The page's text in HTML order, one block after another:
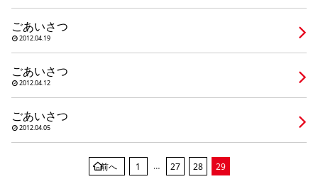
企業情報
お問い合わせ
ごあいさつ
2012.04.19
ごあいさつ
2012.04.12
ごあいさつ
2012.04.05
前へ 1 … 27 28 29